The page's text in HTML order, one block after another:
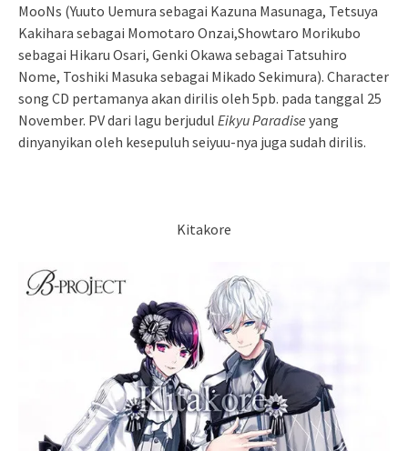
MooNs (Yuuto Uemura sebagai Kazuna Masunaga, Tetsuya
Kakihara sebagai Momotaro Onzai,Showtaro Morikubo
sebagai Hikaru Osari, Genki Okawa sebagai Tatsuhiro
Nome, Toshiki Masuka sebagai Mikado Sekimura). Character
song CD pertamanya akan dirilis oleh 5pb. pada tanggal 25
November. PV dari lagu berjudul Eikyu Paradise yang
dinyanyikan oleh kesepuluh seiyuu-nya juga sudah dirilis.
Kitakore